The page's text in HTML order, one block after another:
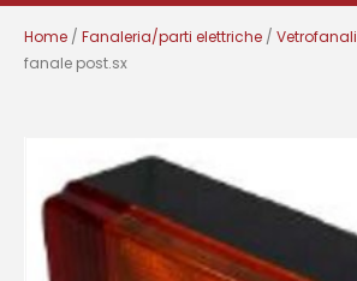
Home / Fanaleria/parti elettriche / Vetrofanali
fanale post.sx